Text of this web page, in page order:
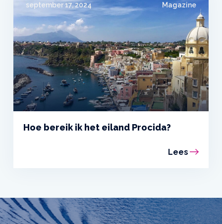
september 17, 2024 Magazine
Hoe bereik ik het eiland Procida?
Lees